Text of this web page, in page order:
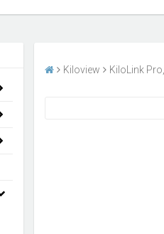
Kiloview KiloLink